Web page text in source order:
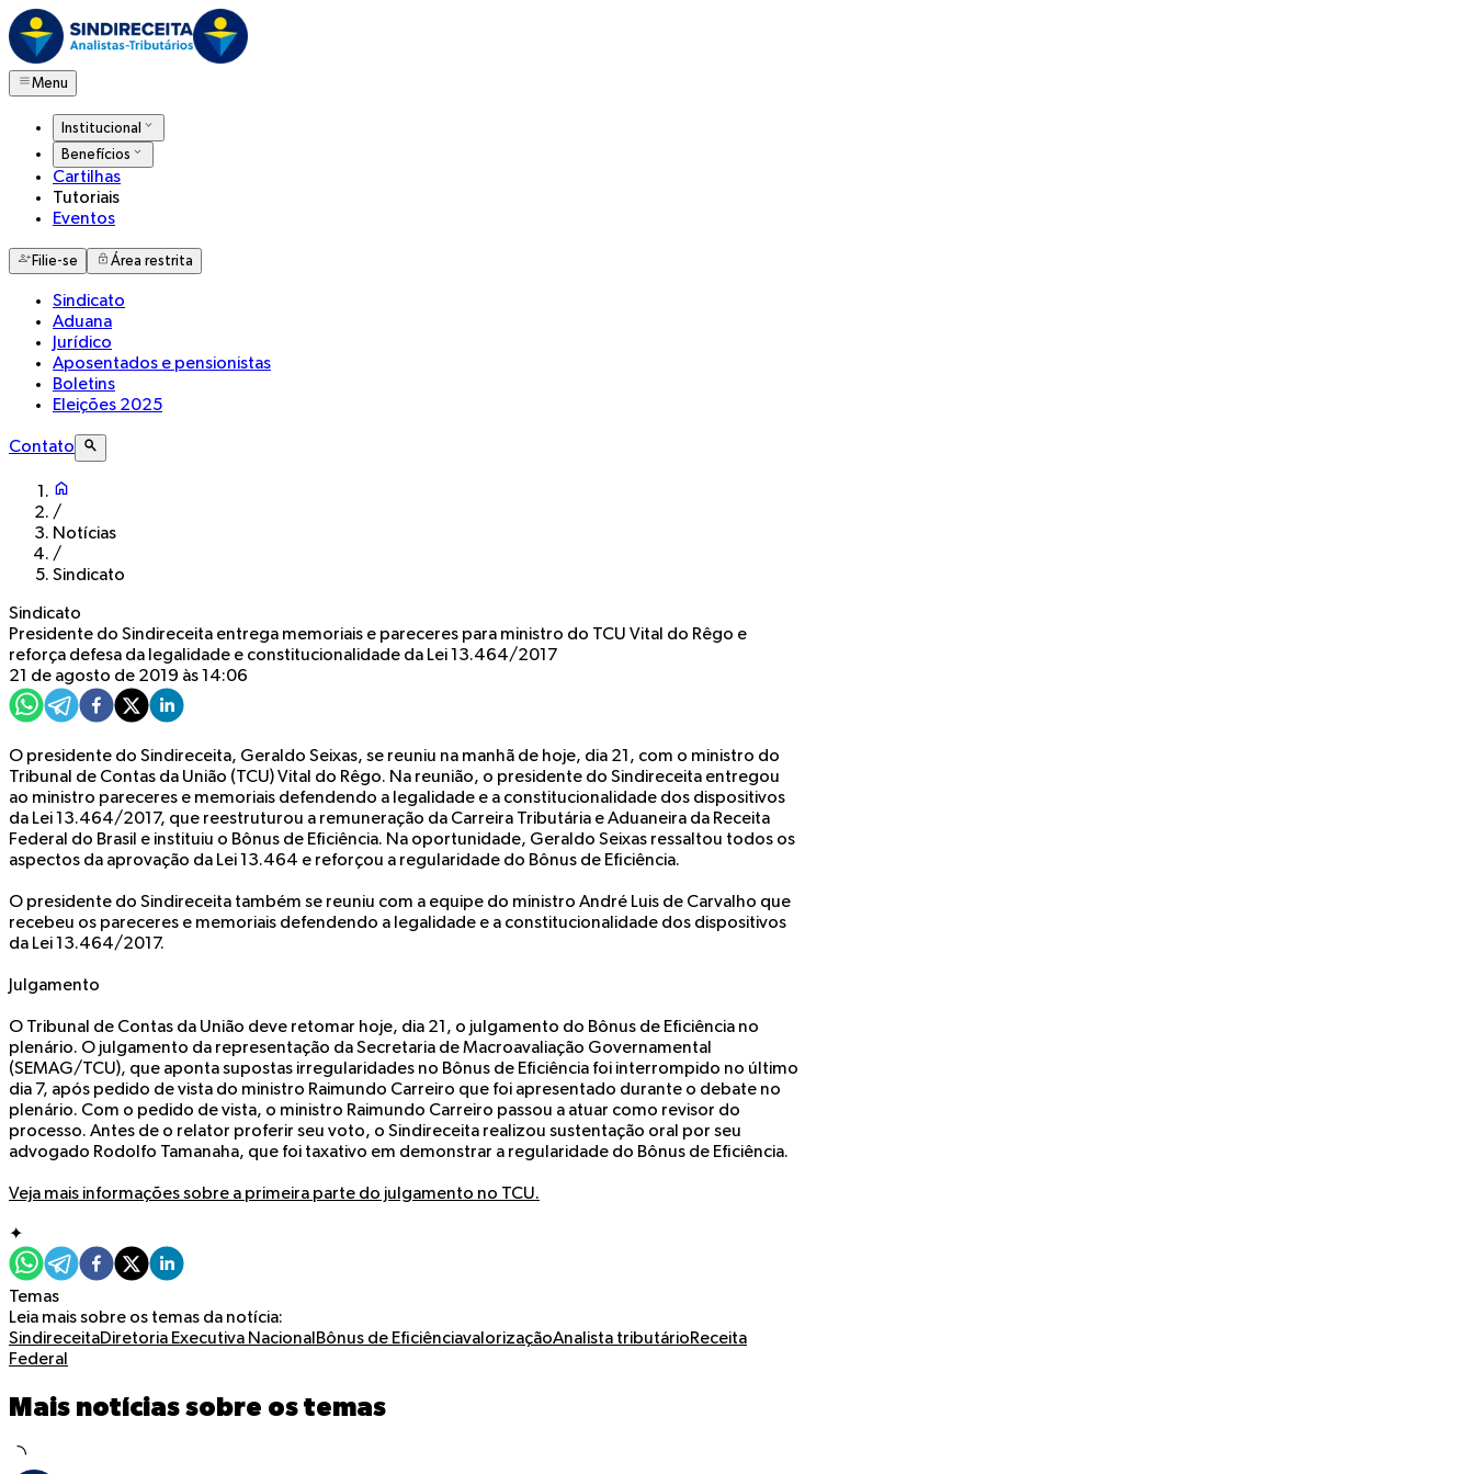
Menu
Institucional
Benefícios
Cartilhas
Tutoriais
Eventos
Filie-se Área restrita
Sindicato
Aduana
Jurídico
Aposentados e pensionistas
Boletins
Eleições 2025
Contato
/
Notícias
/
Sindicato
Sindicato
Presidente do Sindireceita entrega memoriais e pareceres para ministro do TCU Vital do Rêgo e
reforça defesa da legalidade e constitucionalidade da Lei 13.464/2017
21 de agosto de 2019 às 14:06
O presidente do Sindireceita, Geraldo Seixas, se reuniu na manhã de hoje, dia 21, com o ministro do
Tribunal de Contas da União (TCU) Vital do Rêgo. Na reunião, o presidente do Sindireceita entregou
ao ministro pareceres e memoriais defendendo a legalidade e a constitucionalidade dos dispositivos
da Lei 13.464/2017, que reestruturou a remuneração da Carreira Tributária e Aduaneira da Receita
Federal do Brasil e instituiu o Bônus de Eficiência. Na oportunidade, Geraldo Seixas ressaltou todos os
aspectos da aprovação da Lei 13.464 e reforçou a regularidade do Bônus de Eficiência.
O presidente do Sindireceita também se reuniu com a equipe do ministro André Luis de Carvalho que
recebeu os pareceres e memoriais defendendo a legalidade e a constitucionalidade dos dispositivos
da Lei 13.464/2017.
Julgamento
O Tribunal de Contas da União deve retomar hoje, dia 21, o julgamento do Bônus de Eficiência no
plenário. O julgamento da representação da Secretaria de Macroavaliação Governamental
(SEMAG/TCU), que aponta supostas irregularidades no Bônus de Eficiência foi interrompido no último
dia 7, após pedido de vista do ministro Raimundo Carreiro que foi apresentado durante o debate no
plenário. Com o pedido de vista, o ministro Raimundo Carreiro passou a atuar como revisor do
processo. Antes de o relator proferir seu voto, o Sindireceita realizou sustentação oral por seu
advogado Rodolfo Tamanaha, que foi taxativo em demonstrar a regularidade do Bônus de Eficiência.
Veja mais informações sobre a primeira parte do julgamento no TCU.
✦
Temas
Leia mais sobre os temas da notícia:
SindireceitaDiretoria Executiva Nacional Bônus de EficiênciavalorizaçãoAnalista tributárioReceita
Federal
Mais notícias sobre os temas